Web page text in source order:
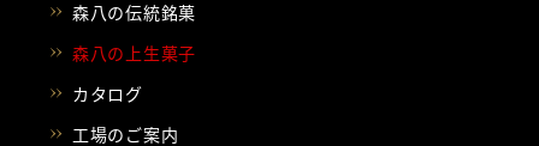
森八の伝統銘菓
森八の上生菓子
カタログ
工場のご案内